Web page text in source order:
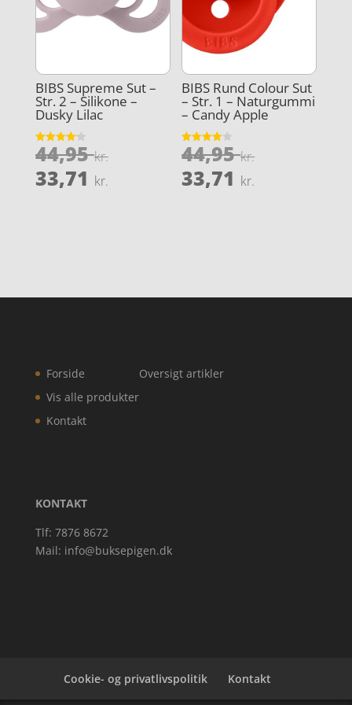
BIBS Supreme Sut –
Str. 2 – Silikone –
Dusky Lilac
Vurderet
4.2
44,95kr.Den
oprindelige
pris
33,71 kr.
BIBS Rund Colour Sut
– Str. 1 – Naturgummi
– Candy Apple
Vurderet
4
44,95kr.Den
33,71 kr.
Forside
Vis alle produkter
Kontakt
Oversigt artikler
KONTAKT
Tlf: 7876 8672
Mail: info@buksepigen.dk
Cookie- og privatlivspolitik Kontakt